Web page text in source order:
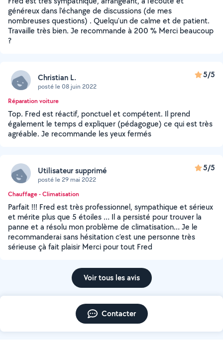
généreux dans l'échange de discussions (de mes
nombreuses questions) . Quelqu'un de calme et de patient.
Travaille très bien. Je recommande à 200 % Merci beaucoup
?
Christian L.
posté le 08 juin 2022
5/5
Réparation voiture
Top. Fred est réactif, ponctuel et compétent. Il prend
également le temps d expliquer (pédagogue) ce qui est très
agréable. Je recommande les yeux fermés
Utilisateur supprimé
posté le 29 mai 2022
5/5
Chauffage - Climatisation
Parfait !!! Fred est très professionnel, sympathique et sérieux
et mérite plus que 5 étoiles … Il a persisté pour trouver la
panne et a résolu mon problème de climatisation… Je le
recommanderai sans hésitation c’est une personne très
sérieuse çà fait plaisir Merci pour tout Fred
Voir tous les avis
Contacter